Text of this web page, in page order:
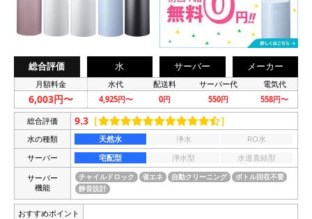
総合評価 水 サーバー メーカー
月額料金 水代 配送料 サーバー代 電気代
6,003円〜 4,925円〜 0円 550円 558円〜
総合評価 9.3 ［ ］
水の種類 天然水 浄水
RO水
サーバー
宅配型 浄水型
水道直結型
サーバー
機能
チャイルドロック 省エネ 自動クリーニング
ボトル回収不要
静音設計
おすすめポイント